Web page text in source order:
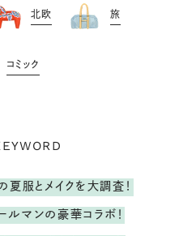
北欧 旅
コミック
服とメイクを大調査！
ルマンの豪華コラボ！